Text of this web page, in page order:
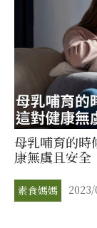
母乳哺育的時
康無虞且安全
素食媽媽